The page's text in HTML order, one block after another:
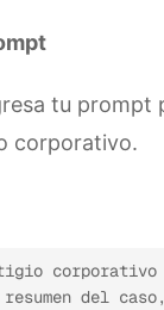
tu
corporativo.
corporativo
del